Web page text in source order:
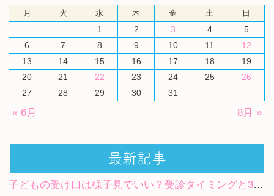
月 火 水 木 金 土 日
1 2 3 4
5
6
7 8 9 10 11
12
13
14 15 16 17 18
19
20
21 22 23 24 25
26
27
28 29 30 31
« 6月 8月 »
最新記事
子どもの受け口は様子見でいい？受診タイミングと3歳・5歳からの治療法